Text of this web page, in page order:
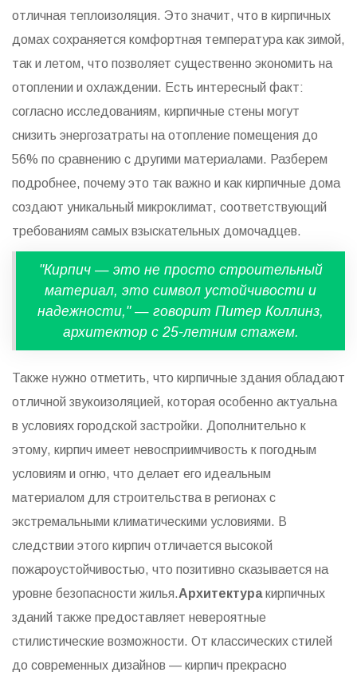
отличная теплоизоляция. Это значит, что в кирпичных
домах сохраняется комфортная температура как зимой,
так и летом, что позволяет существенно экономить на
отоплении и охлаждении. Есть интересный факт:
согласно исследованиям, кирпичные стены могут
снизить энергозатраты на отопление помещения до
56% по сравнению с другими материалами. Разберем
подробнее, почему это так важно и как кирпичные дома
создают уникальный микроклимат, соответствующий
требованиям самых взыскательных домочадцев.
"Кирпич — это не просто строительный
материал, это символ устойчивости и
надежности," — говорит Питер Коллинз,
архитектор с 25-летним стажем.
Также нужно отметить, что кирпичные здания обладают
отличной звукоизоляцией, которая особенно актуальна
в условиях городской застройки. Дополнительно к
этому, кирпич имеет невосприимчивость к погодным
условиям и огню, что делает его идеальным
материалом для строительства в регионах с
экстремальными климатическими условиями. В
следствии этого кирпич отличается высокой
пожароустойчивостью, что позитивно сказывается на
уровне безопасности жилья.Архитектуракирпичных
зданий также предоставляет невероятные
стилистические возможности. От классических стилей
до современных дизайнов — кирпич прекрасно